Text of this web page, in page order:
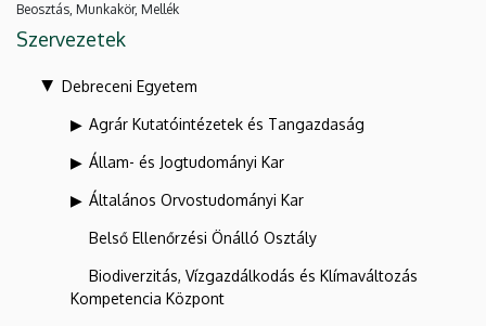
Beosztás, Munkakör, Mellék
Szervezetek
Debreceni Egyetem
Agrár Kutatóintézetek és Tangazdaság
Állam- és Jogtudományi Kar
Általános Orvostudományi Kar
Belső Ellenőrzési Önálló Osztály
Biodiverzitás, Vízgazdálkodás és Klímaváltozás
Kompetencia Központ